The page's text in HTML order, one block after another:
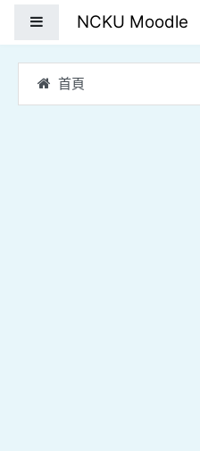
首頁
NCKU Moodle